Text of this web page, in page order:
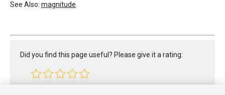
See Also: magnitude
Did you find this page useful? Please give it a rating: